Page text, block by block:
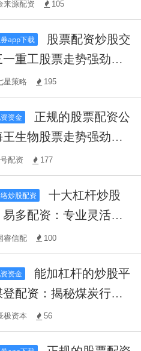
监会首次明确三类方式
来源配资 105
app下载
重工股票走势强劲，
看好其未来发展潜力
星策略 195
资金
生物股票走势强劲，
好其未来发展潜力
配资 177
炒股配资
十大杠杆炒股
多配资：专业灵活的
资服务，助力投资者
现资产增值
睿信配 100
资金
能加杠杆的炒股平
登配资：揭秘煤炭行业
模式，把握投资新机
极资本 56